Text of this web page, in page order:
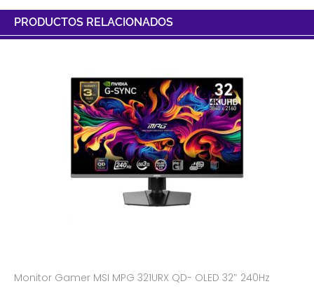
PRODUCTOS RELACIONADOS
Monitor Gamer MSI MPG 321URX QD- OLED 32″ 240Hz